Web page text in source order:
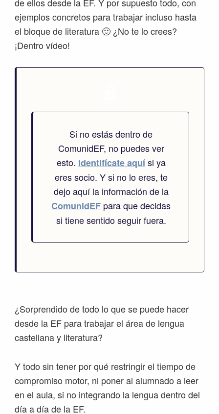
ejemplos concretos para trabajar incluso hasta
el bloque de literatura 🙂 ¿No te lo crees?
¡Dentro vídeo!
Si no estás dentro de
ComunidEF, no puedes ver
esto. identifícate aquísi ya
eres socio. Y si no lo eres, te
dejo aquí la información de la
ComunidEF para que decidas
si tiene sentido seguir fuera.
¿Sorprendido de todo lo que se puede hacer
desde la EF para trabajar el área de lengua
castellana y literatura?
Y todo sin tener por qué restringir el tiempo de
compromiso motor, ni poner al alumnado a leer
en el aula, si no integrando la lengua dentro del
día a día de la EF.